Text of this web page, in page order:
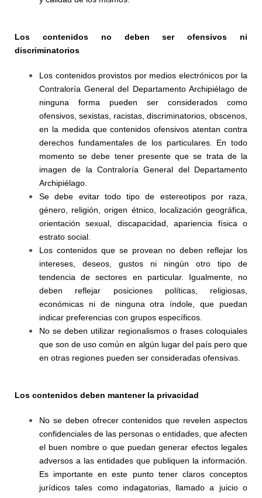
Los contenidos no deben ser ofensivos ni
discriminatorios
Los contenidos provistos por medios electrónicos por la
Contraloría General del Departamento Archipiélago de
ninguna forma pueden ser considerados como
ofensivos, sexistas, racistas, discriminatorios, obscenos,
en la medida que contenidos ofensivos atentan contra
derechos fundamentales de los particulares. En todo
momento se debe tener presente que se trata de la
imagen de la Contraloría General del Departamento
Archipiélago.
Se debe evitar todo tipo de estereotipos por raza,
género, religión, origen étnico, localización geográfica,
orientación sexual, discapacidad, apariencia física o
estrato social.
Los contenidos que se provean no deben reflejar los
intereses, deseos, gustos ni ningún otro tipo de
tendencia de sectores en particular. Igualmente, no
deben reflejar posiciones políticas, religiosas,
económicas ni de ninguna otra índole, que puedan
indicar preferencias con grupos específicos.
No se deben utilizar regionalismos o frases coloquiales
que son de uso común en algún lugar del país pero que
en otras regiones pueden ser consideradas ofensivas.
Los contenidos deben mantener la privacidad
No se deben ofrecer contenidos que revelen aspectos
confidenciales de las personas o entidades, que afecten
el buen nombre o que puedan generar efectos legales
adversos a las entidades que publiquen la información.
Es importante en este punto tener claros conceptos
jurídicos tales como indagatorias, llamado a juicio o